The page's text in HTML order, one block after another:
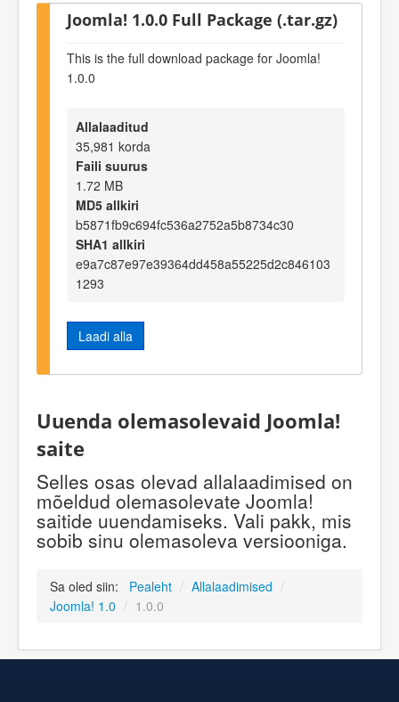
Joomla! 1.0.0 Full Package (.tar.gz)
This is the full download package for Joomla!
1.0.0
Allalaaditud
35,981 korda
Faili suurus
1.72 MB
MD5 allkiri
b5871fb9c694fc536a2752a5b8734c30
SHA1 allkiri
e9a7c87e97e39364dd458a55225d2c846103
1293
Laadi alla
Uuenda olemasolevaid Joomla!
saite
Selles osas olevad allalaadimised on
mõeldud olemasolevate Joomla!
saitide uuendamiseks. Vali pakk, mis
sobib sinu olemasoleva versiooniga.
Sa oled siin: Pealeht / Allalaadimised /
Joomla! 1.0 / 1.0.0